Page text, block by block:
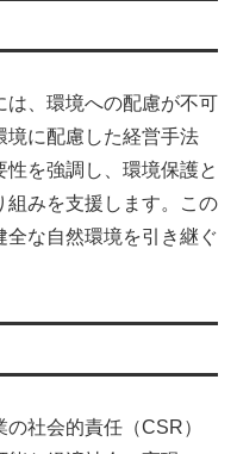
は、環境への配慮が不可
境に配慮した経営手法
を強調し、環境保護と
組みを支援します。この
全な自然環境を引き継ぐ
社会的責任（CSR）